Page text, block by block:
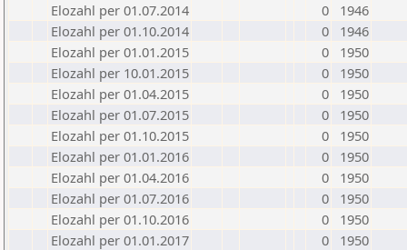
Elozahl per 01.07.2014
0
1946
Elozahl per 01.10.2014
0
1946
Elozahl per 01.01.2015
0
1950
Elozahl per 10.01.2015
0
1950
Elozahl per 01.04.2015
0
1950
Elozahl per 01.07.2015
0
1950
Elozahl per 01.10.2015
0
1950
Elozahl per 01.01.2016
0
1950
Elozahl per 01.04.2016
0
1950
Elozahl per 01.07.2016
0
1950
Elozahl per 01.10.2016
0
1950
Elozahl per 01.01.2017
0
1950